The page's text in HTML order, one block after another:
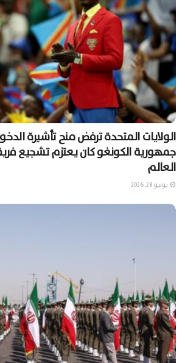
الولايات المتحدة ترفض منح تأشيرة
جمهورية الكونغو كان يعتزم تشجيع
العالم
يونيو 28, 2026